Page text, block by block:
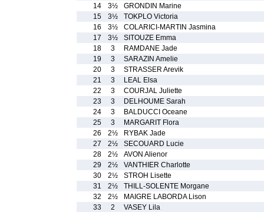
14
3½
GRONDIN Marine
15
3½
TOKPLO Victoria
16
3½
COLARICI-MARTIN Jasmina
17
3½
SITOUZE Emma
18
3
RAMDANE Jade
19
3
SARAZIN Amelie
20
3
STRASSER Arevik
21
3
LEAL Elsa
22
3
COURJAL Juliette
23
3
DELHOUME Sarah
24
3
BALDUCCI Oceane
25
3
MARGARIT Flora
26
2½
RYBAK Jade
27
2½
SECOUARD Lucie
28
2½
AVON Alienor
29
2½
VANTHIER Charlotte
30
2½
STROH Lisette
31
2½
THILL-SOLENTE Morgane
32
2½
MAIGRE LABORDA Lison
33
2
VASEY Lila